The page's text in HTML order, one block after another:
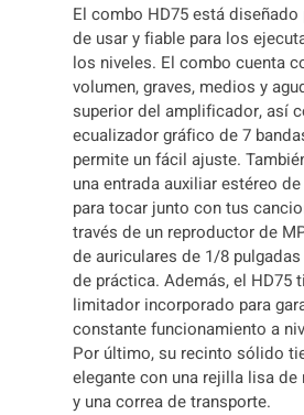
El combo HD75 está
de usar y fiable para los
los niveles. El combo cuenta
volumen, graves, medios y
superior del amplificador, así
ecualizador gráfico de 7
permite un fácil ajuste.
una entrada auxiliar estéreo
para tocar junto con tus
través de un reproductor de
de auriculares de 1/8
de práctica. Además, el HD75
limitador incorporado para
constante funcionamiento a
Por último, su recinto sólido
elegante con una rejilla lisa
y una correa de transporte.